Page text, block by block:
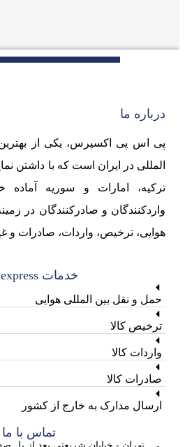
درباره ما
پی اس پی اکسپرس، یکی از
المللی در ایران است که با داشتن
ترکیه، امارات و سوریه
واردکنندگان و صادرکنندگان در
هوایی، ترخیص، واردات، صادرات و
خدمات psp express
حمل و نقل بین المللی هوایی
ترخیص کالا
واردات کالا
صادرات کالا
ارسال مدارک به خارج از کشور
تماس با ما